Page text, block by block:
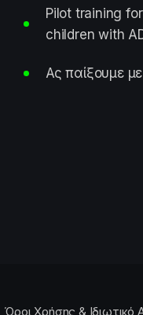
Pilot training
children with
Ας παίξουμε
Όροι Χρήσης & Ιδιωτικό